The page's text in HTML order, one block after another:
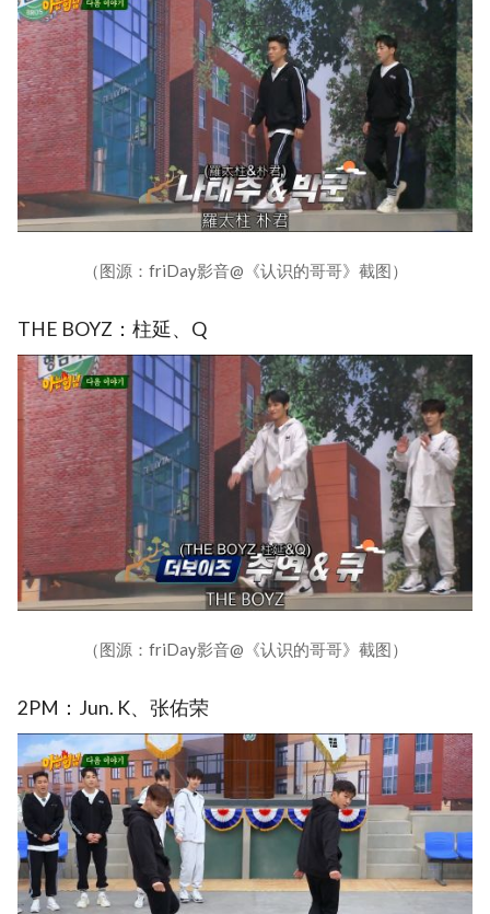
（图源：friDay影音@《认识的哥哥》截图）
THE BOYZ：柱延、Q
（图源：friDay影音@《认识的哥哥》截图）
2PM：Jun. K、张佑荣